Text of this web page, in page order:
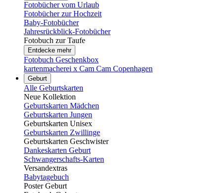
Fotobücher vom Urlaub
Fotobücher zur Hochzeit
Baby-Fotobücher
Jahresrückblick-Fotobücher
Fotobuch zur Taufe
Entdecke mehr
Fotobuch Geschenkbox
kartenmacherei x Cam Cam Copenhagen
Geburt
Alle Geburtskarten
Neue Kollektion
Geburtskarten Mädchen
Geburtskarten Jungen
Geburtskarten Unisex
Geburtskarten Zwillinge
Geburtskarten Geschwister
Dankeskarten Geburt
Schwangerschafts-Karten
Versandextras
Babytagebuch
Poster Geburt